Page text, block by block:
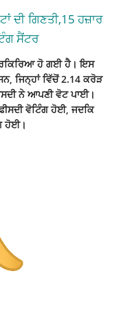
ਦੀ ਗਿਣਤੀ,15 ਹਜ਼ਾਰ
ਸੈਂਟਰ
ਹੋ ਗਈ ਹੈ। ਇਸ
ਜਿਨ੍ਹਾਂ ਵਿੱਚੋਂ 2.14 ਕਰੋੜ
ਨੇ ਆਪਣੀ ਵੋਟ ਪਾਈ।
ਵੋਟਿੰਗ ਹੋਈ, ਜਦਕਿ
ਹੋਈ।